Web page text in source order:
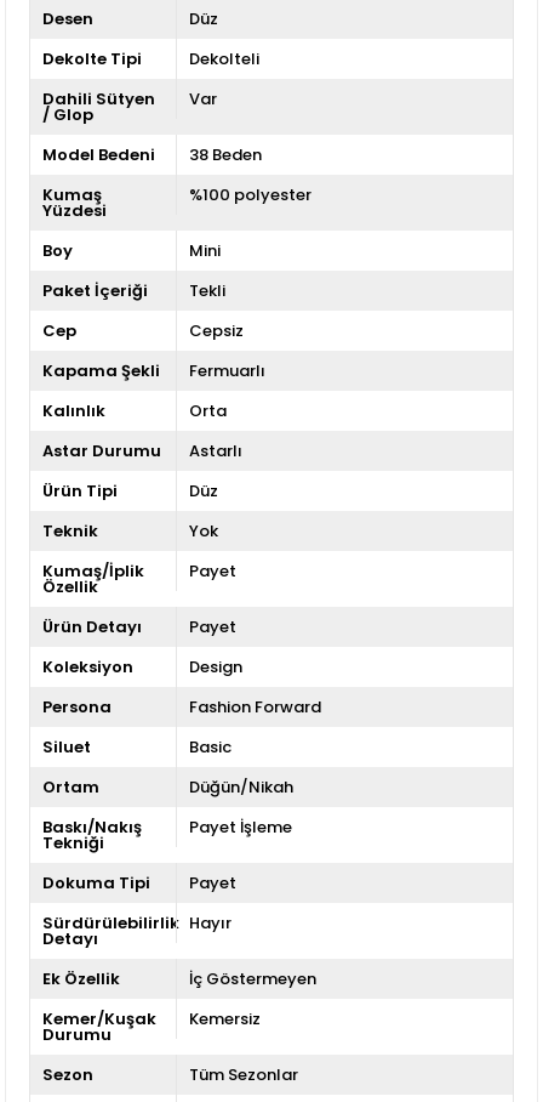
Desen
Düz
Dekolte Tipi
Dekolteli
Dahili Sütyen
/ Glop
Var
Model Bedeni
38 Beden
Kumaş
Yüzdesi
%100 polyester
Boy
Mini
Paket İçeriği
Tekli
Cep
Cepsiz
Kapama Şekli
Fermuarlı
Kalınlık
Orta
Astar Durumu
Astarlı
Ürün Tipi
Düz
Teknik
Yok
Kumaş/İplik
Özellik
Payet
Ürün Detayı
Payet
Koleksiyon
Design
Persona
Fashion Forward
Siluet
Basic
Ortam
Düğün/Nikah
Baskı/Nakış
Tekniği
Payet İşleme
Dokuma Tipi
Payet
Sürdürülebilirlik
Detayı
Hayır
Ek Özellik
İç Göstermeyen
Kemer/Kuşak
Durumu
Kemersiz
Sezon
Tüm Sezonlar